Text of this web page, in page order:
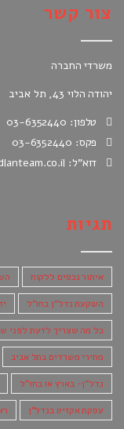
צור קשר
משרדי החברה
יהודה הלוי 43, תל אביב
טלפון: 03-6352440
פקס: 03-6352440
דוא"ל: info@nadlanteam.co.il
תגיות
איתור נכסים ללקוח
השקעת נדל"ן בחו"ל
כל מה שצריך לדעת לפני
מחירי משרדים בתל אביב
נדל"ן- בארץ או בחו"ל
עסקת אקזיט בנדל"ן